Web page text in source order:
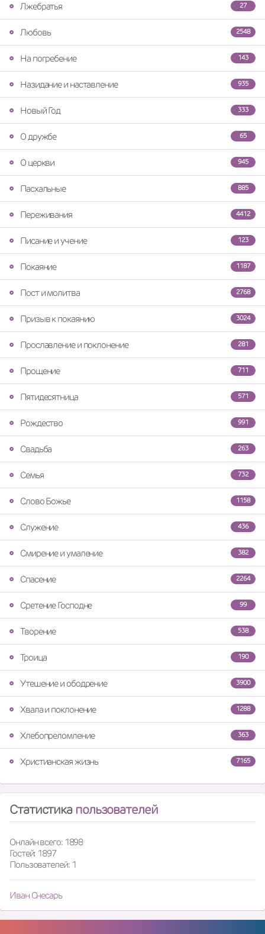
27
Лжебратья
2548
Любовь
143
На погребение
935
Назидание и наставление
333
Новый Год
65
О дружбе
945
О церкви
885
Пасхальные
4412
Переживания
123
Писание и учение
1187
Покаяние
2768
Пост и молитва
3024
Призыв к покаянию
281
Прославление и поклонение
711
Прощение
571
Пятидесятница
991
Рождество
263
Свадьба
732
Семья
1158
Слово Божье
436
Служение
382
Смирение и умаление
2264
Спасение
99
Сретение Господне
538
Творение
190
Троица
3900
Утешение и ободрение
1288
Хвала и поклонение
363
Хлебопреломление
7165
Христианская жизнь
Статистика пользователей
Онлайн всего: 1898
Гостей: 1897
Пользователей: 1
Иван Снесарь